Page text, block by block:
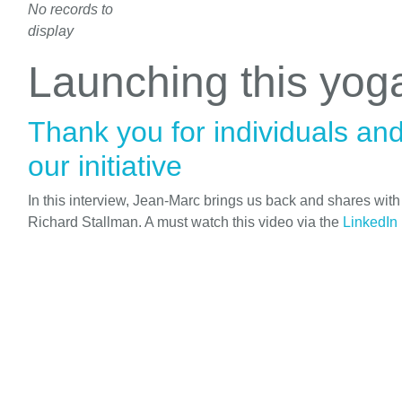
No records to
display
Launching this
Thank you for individuals
our initiative
In this interview, Jean-Marc brings us back and shares
Richard Stallman. A must watch this video via the LinkedIn